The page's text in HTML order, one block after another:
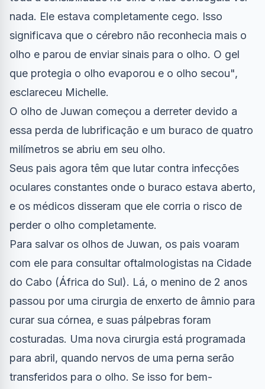
nada. Ele estava completamente cego. Isso
significava que o cérebro não reconhecia mais o
olho e parou de enviar sinais para o olho. O gel
que protegia o olho evaporou e o olho secou",
esclareceu Michelle.
O olho de Juwan começou a derreter devido a
essa perda de lubrificação e um buraco de quatro
milímetros se abriu em seu olho.
Seus pais agora têm que lutar contra infecções
oculares constantes onde o buraco estava aberto,
e os médicos disseram que ele corria o risco de
perder o olho completamente.
Para salvar os olhos de Juwan, os pais voaram
com ele para consultar oftalmologistas na Cidade
do Cabo (África do Sul). Lá, o menino de 2 anos
passou por uma cirurgia de enxerto de âmnio para
curar sua córnea, e suas pálpebras foram
costuradas. Uma nova cirurgia está programada
para abril, quando nervos de uma perna serão
transferidos para o olho. Se isso for bem-